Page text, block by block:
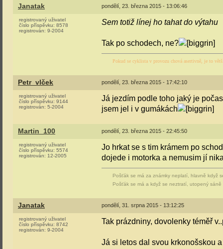
Janatak pondělí, 23. března 2015 - 13:06:46
registrovaný uživatel
číslo příspěvku: 8578
registrován: 9-2004
Sem totiž línej ho tahat do výtahu
Tak po schodech, ne?
Pokud se cyklista v provozu chová asertivně, je to
Petr_vlček pondělí, 23. března 2015 - 17:42:10
registrovaný uživatel
číslo příspěvku: 9144
registrován: 5-2004
Já jezdím podle toho jaký je
jsem jel i v gumákách
Martin_100 pondělí, 23. března 2015 - 22:45:50
registrovaný uživatel
číslo příspěvku: 5574
registrován: 12-2005
Jo hrkat se s tim krámem po
dojede i motorka a nemusim jí
Pošťák se má za známky neplatí, hlavně když
Pošťák se má a když se neztratí, utopený
Janatak pondělí, 31. srpna 2015 - 13:12:25
registrovaný uživatel
číslo příspěvku: 8742
registrován: 9-2004
Tak prázdniny, dovolenky téměř
Já si letos dal svou krkonošskou